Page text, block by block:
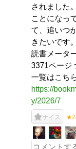
されました
ことになっ
て、追いつ
きたいです
読書メータ
3371ページ
一覧はこち
https://
y/2026/7
ナイス